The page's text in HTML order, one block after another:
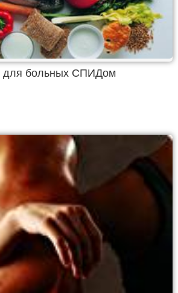
для больных СПИДом